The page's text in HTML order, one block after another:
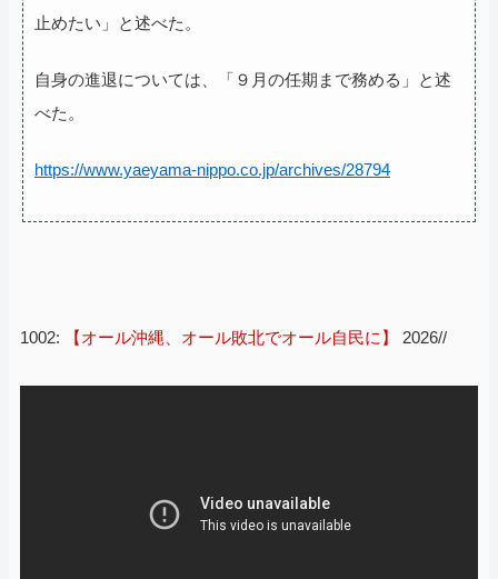
止めたい」と述べた。
自身の進退については、「９月の任期まで務める」と述
べた。
https://www.yaeyama-nippo.co.jp/archives/28794
1002: 【オール沖縄、オール敗北でオール自民に】 2026//